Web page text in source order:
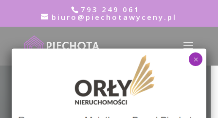
793 249 061
biuro@piechotawyceny.pl
Wycena nieruchomości
Wadowice
×